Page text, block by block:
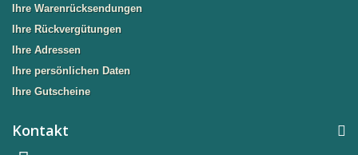
Ihre Warenrücksendungen
Ihre Rückvergütungen
Ihre Adressen
Ihre persönlichen Daten
Ihre Gutscheine
Kontakt